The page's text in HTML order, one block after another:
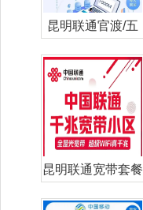
昆明联通官渡/五
昆明联通宽带套餐